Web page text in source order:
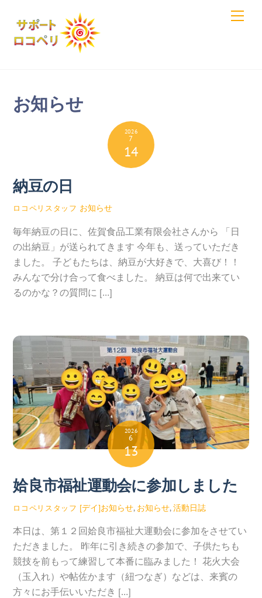
content
お知らせ
2026
7
14
納豆の日
ロコペリスタッフ お知らせ
毎年納豆の日に、佐賀食品工業有限会社さんから 「日
の出納豆」が送られてきます 今年も、送っていただき
ました。 子どもたちは、納豆が大好きで、大喜び！！
みんなで分け合って食べました。 納豆は何で出来てい
るのかな？の質問に […]
2026
6
13
姶良市福祉運動会に参加しました
ロコペリスタッフ [デイ]お知らせ, お知らせ,活動日誌
本日は、第１２回姶良市福祉大運動会に参加をさせてい
ただきました。 昨年に引き続きの参加で、子供たちも
競技を前もって練習して本番に臨みました！ 花火大会
（玉入れ）や帖佐かます（紐つなぎ）などは、来賓の
方々にお手伝いいただき […]